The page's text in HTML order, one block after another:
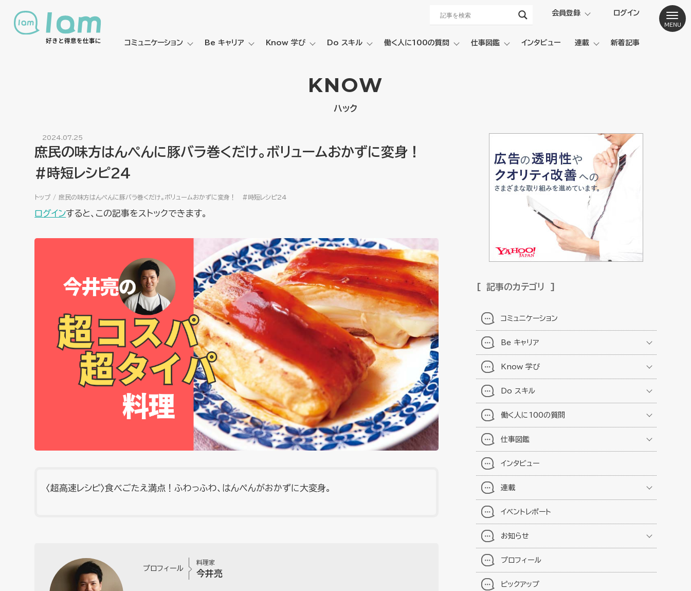
会員登録 ログイン
コミュニケーション Be キャリア Know 学び Do スキル 働く人に100の質問 仕事図鑑 インタビュー 連載 新着記事
KNOW
ハック
2024.07.25
庶民の味方はんぺんに豚バラ巻くだけ。ボリュームおかずに変身！
#時短レシピ24
トップ 庶民の味方はんぺんに豚バラ巻くだけ。ボリュームおかずに変身！ #時短レシピ24
ログインすると、この記事をストックできます。
〈超高速レシピ〉食べごたえ満点！ふわっふわ、はんぺんがおかずに大変身。
プロフィール
料理家
今井亮
記事のカテゴリ
コミュニケーション
Be キャリア
Know 学び
Do スキル
働く人に100の質問
仕事図鑑
インタビュー
連載
イベントレポート
お知らせ
プロフィール
ピックアップ